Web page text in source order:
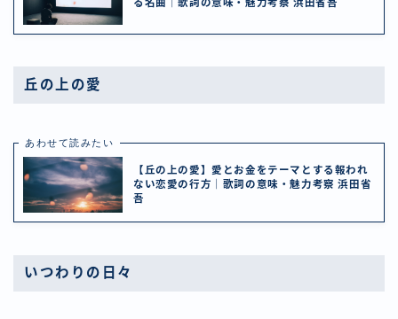
る名曲｜歌詞の意味・魅力考察 浜田省吾
丘の上の愛
あわせて読みたい
【丘の上の愛】愛とお金をテーマとする報われ
ない恋愛の行方｜歌詞の意味・魅力考察 浜田省
吾
いつわりの日々